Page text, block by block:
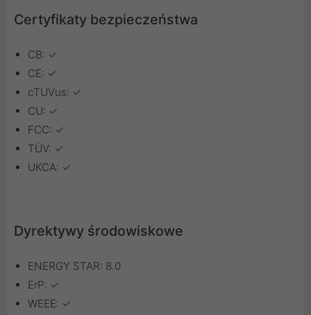
Certyfikaty bezpieczeństwa
CB: ✓
CE: ✓
cTUVus: ✓
CU: ✓
FCC: ✓
TÜV: ✓
UKCA: ✓
Dyrektywy środowiskowe
ENERGY STAR: 8.0
ErP: ✓
WEEE: ✓